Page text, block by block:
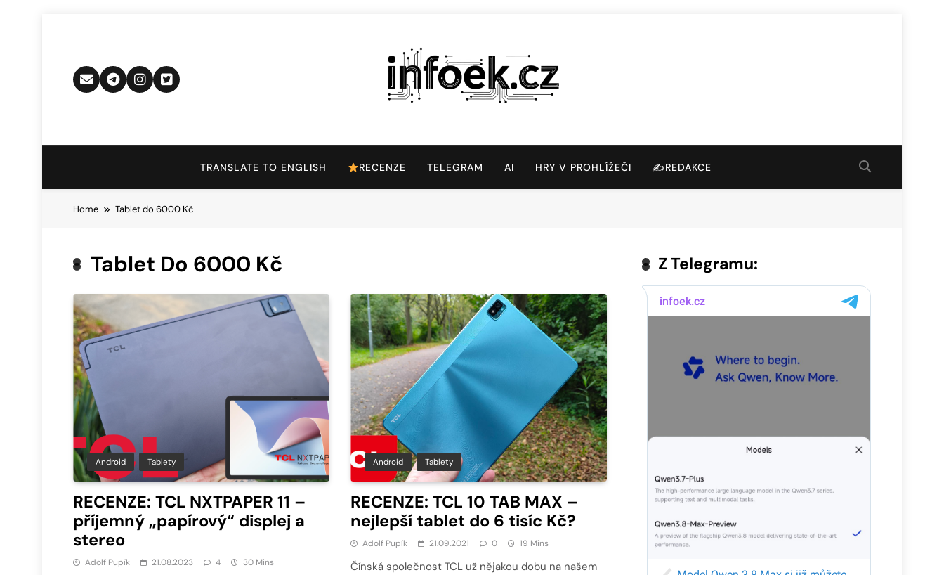
Infoek.cz
TRANSLATE TO ENGLISH RECENZE TELEGRAM AI HRY V PROHLÍŽEČI ✍️REDAKCE
Home Tablet do 6000 Kč
Tablet Do 6000 Kč
Android Tablety
RECENZE: TCL NXTPAPER 11 –
příjemný „papírový“ displej a
stereo
Adolf Pupík 21.08.2023 4 30 Mins
Android Tablety
RECENZE: TCL 10 TAB MAX –
nejlepší tablet do 6 tisíc Kč?
Adolf Pupík 21.09.2021 0 19 Mins
Čínská společnost TCL už nějakou dobu na našem
Z Telegramu: